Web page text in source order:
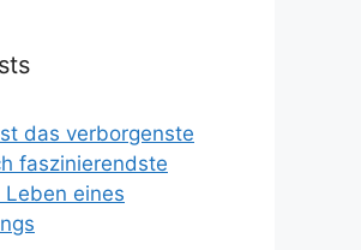
das verborgenste
faszinierendste
eines